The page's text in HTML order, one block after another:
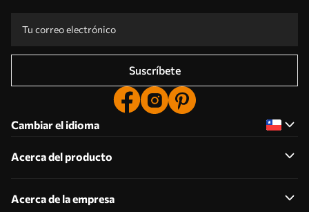
Suscríbete
Cambiar el idioma
Acerca del producto
Acerca de la empresa